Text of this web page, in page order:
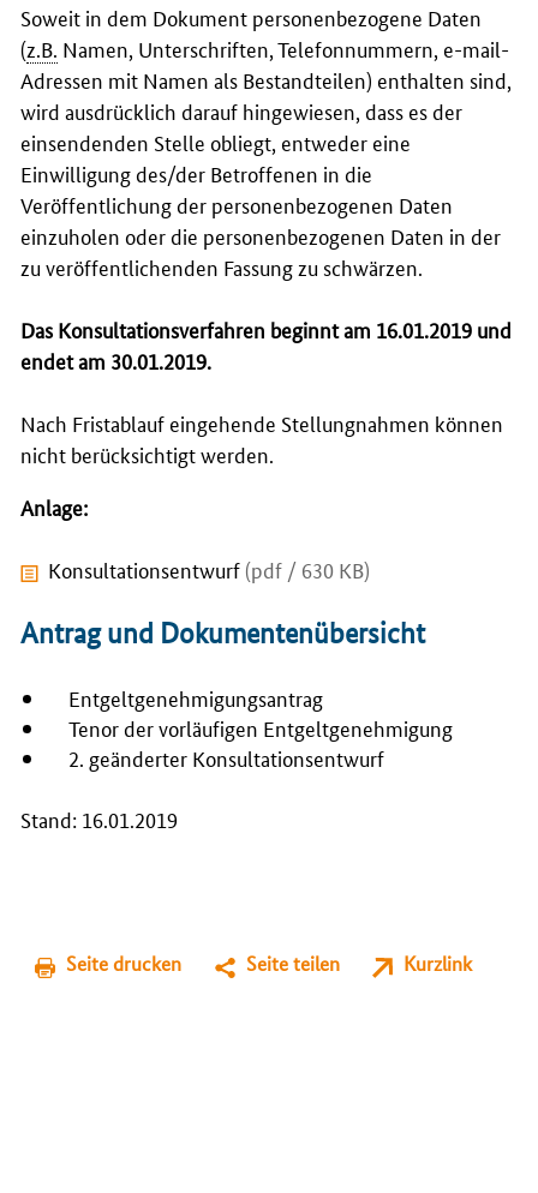
Soweit in dem Dokument personenbezogene Daten
(z.B. Namen, Unterschriften, Telefonnummern, e-mail-
Adressen mit Namen als Bestandteilen) enthalten sind,
wird ausdrücklich darauf hingewiesen, dass es der
einsendenden Stelle obliegt, entweder eine
Einwilligung des/der Betroffenen in die
Veröffentlichung der personenbezogenen Daten
einzuholen oder die personenbezogenen Daten in der
zu veröffentlichenden Fassung zu schwärzen.
Das Konsultationsverfahren beginnt am 16.01.2019 und
endet am 30.01.2019.
Nach Fristablauf eingehende Stellungnahmen können
nicht berücksichtigt werden.
Anlage:
Konsultationsentwurf (pdf / 630 KB)
Antrag und Dokumentenübersicht
Entgeltgenehmigungsantrag
Tenor der vorläufigen Entgeltgenehmigung
2. geänderter Konsultationsentwurf
Stand: 16.01.2019
Seite drucken Seite teilen Kurzlink